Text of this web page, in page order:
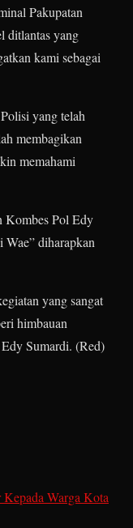
Pakupatan
ditlantas yang
kami sebagai
yang telah
membagikan
memahami
Kombes Pol Edy
diharapkan
yang sangat
himbauan
Sumardi. (Red)
Warga Kota